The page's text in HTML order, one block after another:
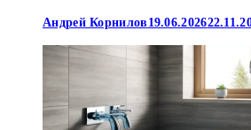
Андрей Корнилов 19.06.2026